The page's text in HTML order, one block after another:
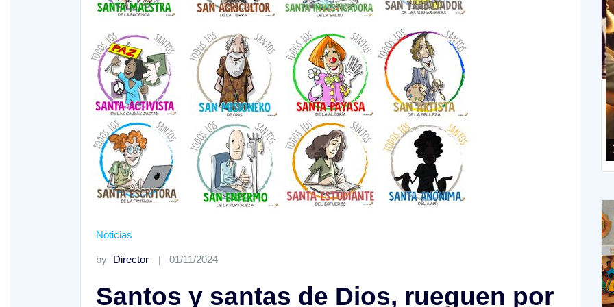
Noticias
by Director 01/11/2024
Santos y santas de Dios, rueguen por
XIV Domingo ordinario. Año A
XIII Domingo ordinario. Año A